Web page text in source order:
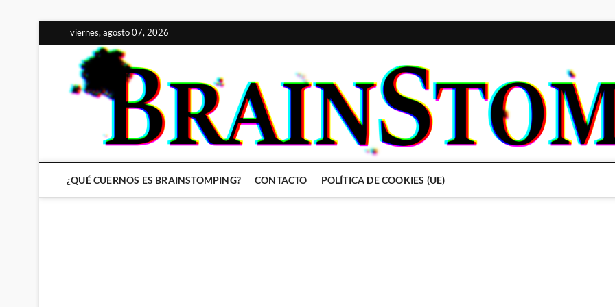
al
contenido
viernes, agosto 07, 2026
¿QUÉ CUERNOS ES BRAINSTOMPING? CONTACTO POLÍTICA DE COOKIES (UE)